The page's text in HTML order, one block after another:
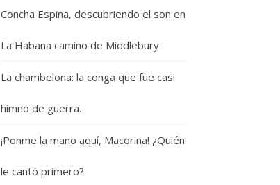
Concha Espina, descubriendo el son en
La Habana camino de Middlebury
La chambelona: la conga que fue casi
himno de guerra.
¡Ponme la mano aquí, Macorina! ¿Quién
le cantó primero?